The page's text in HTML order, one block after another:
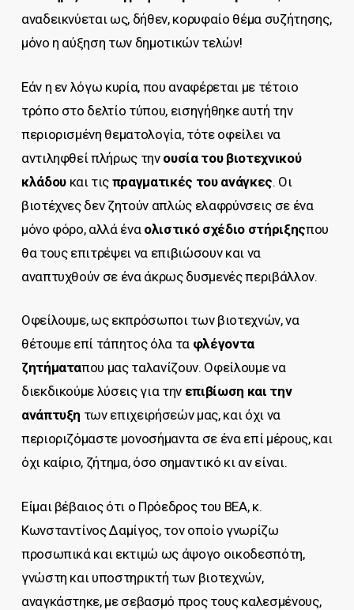
αναδεικνύεται ως, δήθεν, κορυφαίο θέμα συζήτησης,
μόνο η αύξηση των δημοτικών τελών!
Εάν η εν λόγω κυρία, που αναφέρεται με τέτοιο
τρόπο στο δελτίο τύπου, εισηγήθηκε αυτή την
περιορισμένη θεματολογία, τότε οφείλει να
αντιληφθεί πλήρως την ουσία του βιοτεχνικού
κλάδουκαι τις πραγματικές του ανάγκες. Οι
βιοτέχνες δεν ζητούν απλώς ελαφρύνσεις σε ένα
μόνο φόρο, αλλά ένα ολιστικό σχέδιο στήριξηςπου
θα τους επιτρέψει να επιβιώσουν και να
αναπτυχθούν σε ένα άκρως δυσμενές περιβάλλον.
Οφείλουμε, ως εκπρόσωποι των βιοτεχνών, να
θέτουμε επί τάπητος όλα τα φλέγοντα
ζητήματαπου μας ταλανίζουν. Οφείλουμε να
διεκδικούμε λύσεις για την επιβίωση και την
ανάπτυξη των επιχειρήσεών μας, και όχι να
περιοριζόμαστε μονοσήμαντα σε ένα επί μέρους, και
όχι καίριο, ζήτημα, όσο σημαντικό κι αν είναι.
Είμαι βέβαιος ότι ο Πρόεδρος του ΒΕΑ, κ.
Κωνσταντίνος Δαμίγος, τον οποίο γνωρίζω
προσωπικά και εκτιμώ ως άψογο οικοδεσπότη,
γνώστη και υποστηρικτή των βιοτεχνών,
αναγκάστηκε, με σεβασμό προς τους καλεσμένους,